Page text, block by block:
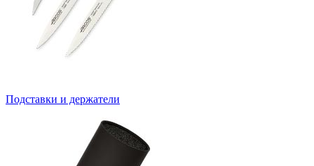
Подставки и держатели